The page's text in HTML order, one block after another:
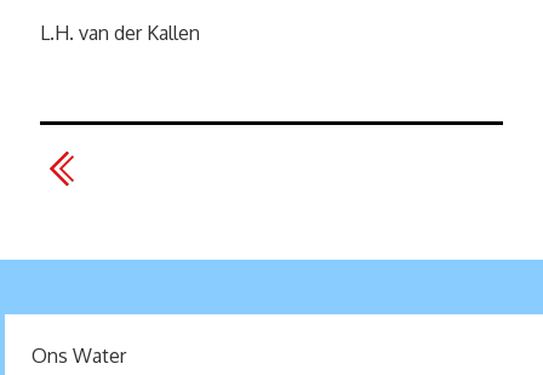
L.H. van der Kallen
Ons Water